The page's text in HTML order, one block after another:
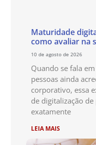
Maturidade
como avaliar na
10 de agosto de 2026
Quando se fala
pessoas ainda
corporativo, essa
de digitalização
exatamente
LEIA MAIS